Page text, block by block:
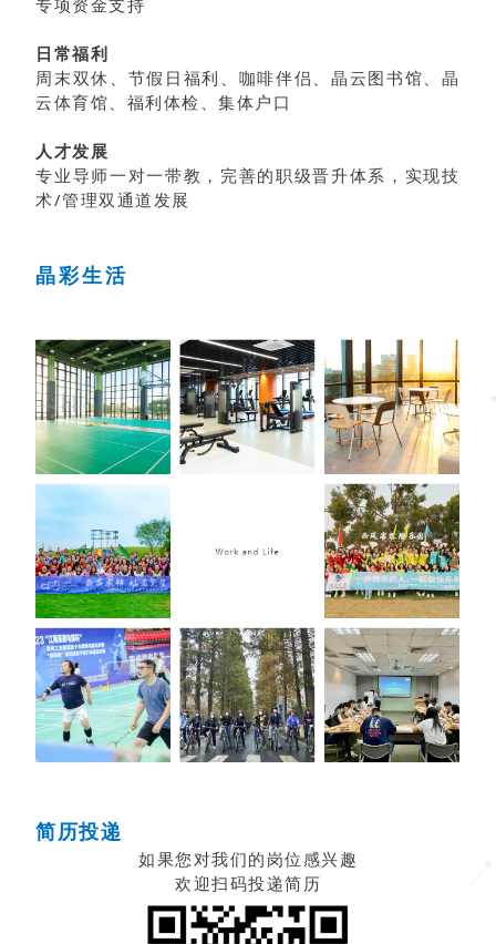
日常福利
周末双休、节假日福利、咖啡伴侣、晶云图书馆、晶
云体育馆、福利体检、集体户口
人才发展
专业导师一对一带教，完善的职级晋升体系，实现技
术/管理双通道发展
晶彩生活
简历投递
如果您对我们的岗位感兴趣
欢迎扫码投递简历